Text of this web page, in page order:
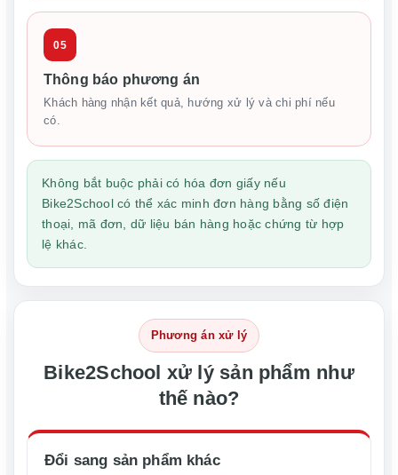
05
Thông báo phương án
Khách hàng nhận kết quả, hướng xử lý và chi phí nếu
có.
Không bắt buộc phải có hóa đơn giấy nếu
Bike2School có thể xác minh đơn hàng bằng số điện
thoại, mã đơn, dữ liệu bán hàng hoặc chứng từ hợp
lệ khác.
Phương án xử lý
Bike2School xử lý sản phẩm như
thế nào?
Đổi sang sản phẩm khác